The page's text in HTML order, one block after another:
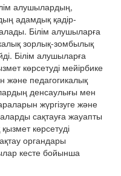
алушылардың,
адамдық қадір-
Білім алушыларға
зорлық-зомбылық
Білім алушыларға
көрсетуді мейірбике
және педагогикалық
денсаулығы мен
жүргізуге және
сақтауға жауапты
көрсетуді
органдары
кесте бойынша